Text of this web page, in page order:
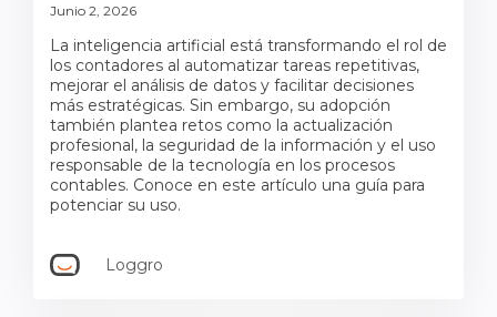
Junio 2, 2026
La inteligencia artificial está transformando el rol de
los contadores al automatizar tareas repetitivas,
mejorar el análisis de datos y facilitar decisiones
más estratégicas. Sin embargo, su adopción
también plantea retos como la actualización
profesional, la seguridad de la información y el uso
responsable de la tecnología en los procesos
contables. Conoce en este artículo una guía para
potenciar su uso.
Loggro